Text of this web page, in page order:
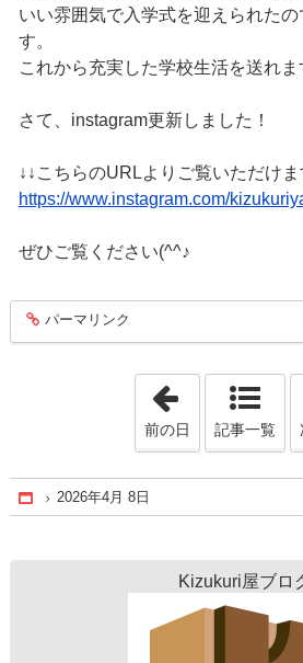
いい雰囲気で入学式を迎えられたの
す。
これから充実した学校生活を送れま
さて、instagram更新しました！
↓↓こちらのURLよりご覧いただけま
https://www.instagram.com/
ぜひご覧ください(^^♪
entry202
パーマリンク
「2026年4月
前の日 記事一覧
Home
2026年4月 8日
Kizukuri屋ブロ